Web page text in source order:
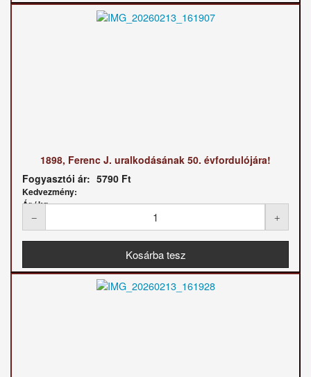
1898, Ferenc J. uralkodásának 50. évfordulójára!
Fogyasztói ár: 5790 Ft
Kedvezmény:
Ár / kg: